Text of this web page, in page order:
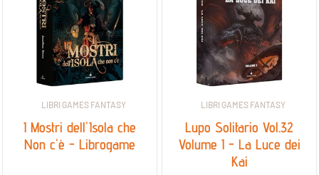
LIBRI GAMES FANTASY
I Mostri dell'Isola che
Non c'è - Librogame
LIBRI GAMES FANTASY
Lupo Solitario Vol.32
Volume I - La Luce dei
Kai